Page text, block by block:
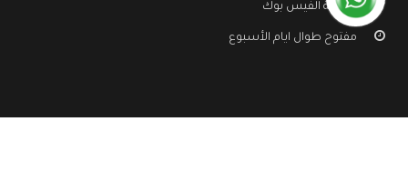
صفحة الفيس بوك
مفتوح طوال ايام الأسبوع